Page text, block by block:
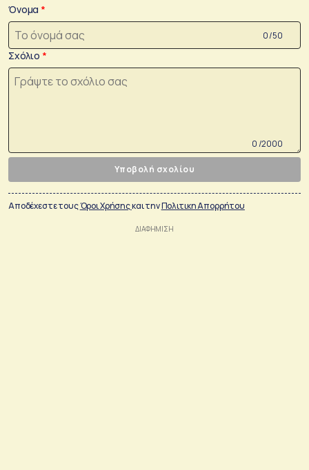
Όνομα
0 /50
Σχόλιο
0 /2000
Υποβολή σχολίου
Αποδέχεστε τουςΌροι Χρήσηςκαι τηνΠολιτικη Απορρήτου